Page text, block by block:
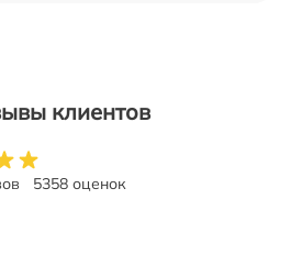
клиентов
5358 оценок